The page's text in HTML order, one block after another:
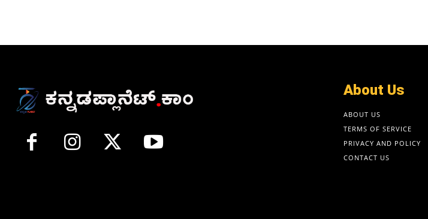
About Us
ABOUT US
TERMS OF SERVICE
PRIVACY AND POLICY
CONTACT US